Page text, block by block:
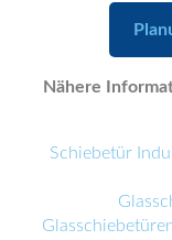
Nähere
Schiebetür